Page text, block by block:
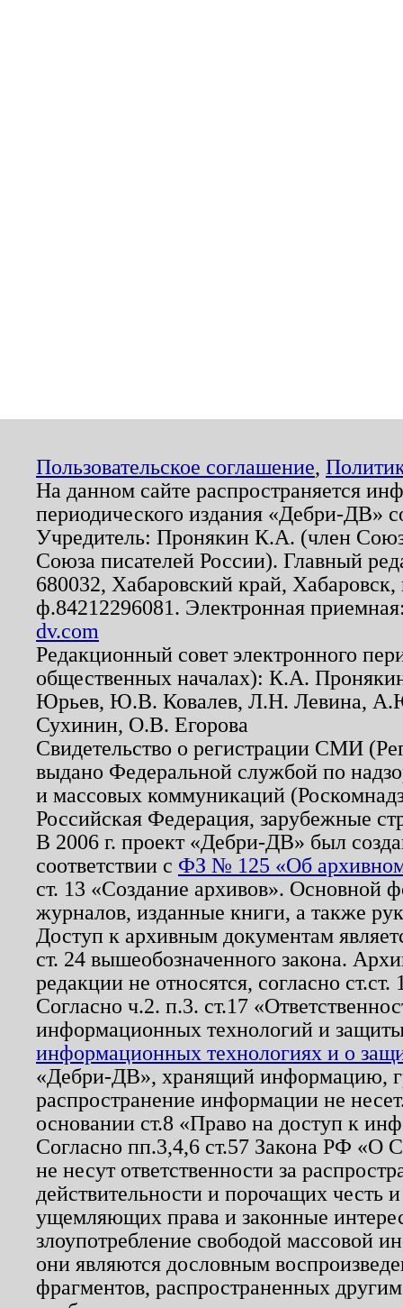
Пользовательское соглашение,
На данном сайте распространяется
периодического издания «Дебри-ДВ»
Учредитель: Пронякин К.А. (член
Союза писателей России). Главный
680032, Хабаровский край,
ф.84212296081. Электронная
dv.com
Редакционный совет электронного
общественных началах): К.А.
Юрьев, Ю.В. Ковалев, Л.Н. Левина,
Сухинин, О.В. Егорова
Свидетельство о регистрации СМИ
выдано Федеральной службой по
и массовых коммуникаций
Российская Федерация, зарубежные
В 2006 г. проект «Дебри-ДВ» был
соответствии с ФЗ № 125 «Об
ст. 13 «Создание архивов». Основной
журналов, изданные книги, а также
Доступ к архивным документам
ст. 24 вышеобозначенного закона.
редакции не относятся, согласно
Согласно ч.2. п.3. ст.17
информационных технологий и
информационных технологиях и о
«Дебри-ДВ», хранящий информацию,
распространение информации не
основании ст.8 «Право на доступ к
Согласно пп.3,4,6 ст.57 Закона РФ «О
не несут ответственности за
действительности и порочащих честь
ущемляющих права и законные
злоупотребление свободой массовой
они являются дословным
фрагментов, распространенных